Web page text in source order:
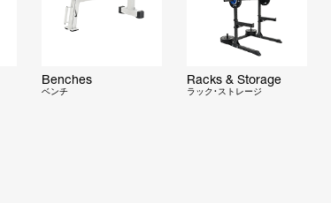
Benches
ベンチ
Racks & Storage
ラック・ストレージ